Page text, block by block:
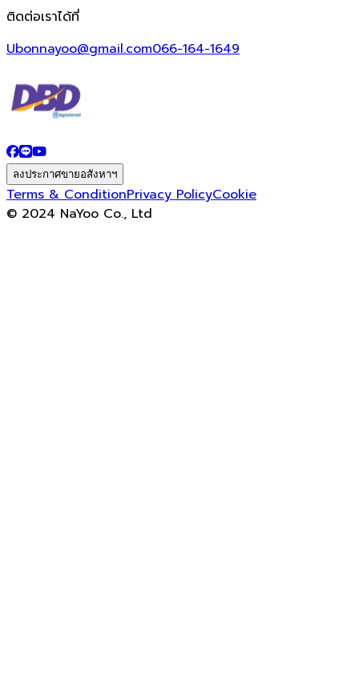
ติดต่อเราได้ที่
Ubonnayoo@gmail.com066-164-1649
ลงประกาศขายอสังหาฯ
Terms & ConditionPrivacy PolicyCookie
© 2024 NaYoo Co., Ltd